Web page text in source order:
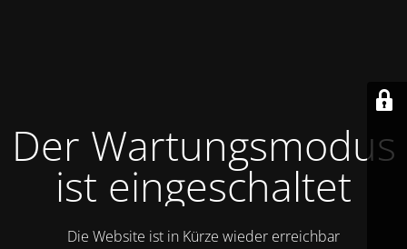
Der Wartungsmodus
ist eingeschaltet
Die Website ist in Kürze wieder erreichbar